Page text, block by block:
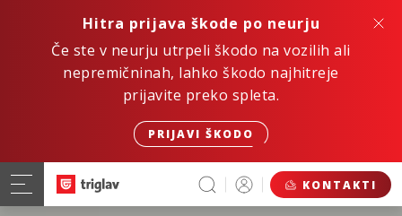
Hitra prijava škode po neurju
Če ste v neurju utrpeli škodo na vozilih ali
nepremičninah, lahko škodo najhitreje
prijavite preko spleta.
PRIJAVI ŠKODO
KONTAKTI